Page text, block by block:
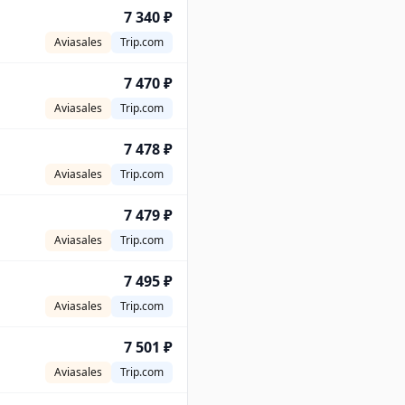
7 340 ₽
Aviasales Trip.com
7 470 ₽
Aviasales Trip.com
7 478 ₽
Aviasales Trip.com
7 479 ₽
Aviasales Trip.com
7 495 ₽
Aviasales Trip.com
7 501 ₽
Aviasales Trip.com